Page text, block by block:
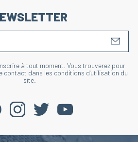
à tout moment. Vous trouverez pour
contact dans les conditions d'utilisation du
site.